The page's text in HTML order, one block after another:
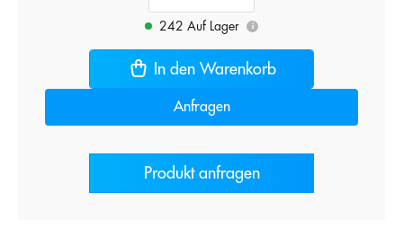
242 Auf Lager i
In den Warenkorb
Anfragen
Produkt anfragen